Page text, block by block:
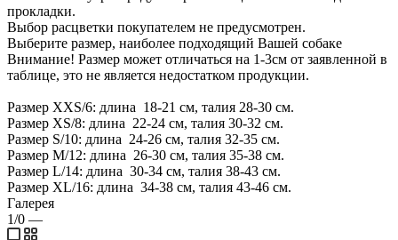
прокладки.
Выбор расцветки покупателем не предусмотрен.
Выберите размер, наиболее подходящий Вашей собаке
Внимание! Размер может отличаться на 1-3см от заявленной в
таблице, это не является недостатком продукции.
Размер XXS/6: длина 18-21 см, талия 28-30 см.
Размер XS/8: длина 22-24 см, талия 30-32 см.
Размер S/10: длина 24-26 см, талия 32-35 см.
Размер M/12: длина 26-30 см, талия 35-38 см.
Размер L/14: длина 30-34 см, талия 38-43 см.
Размер XL/16: длина 34-38 см, талия 43-46 см.
Галерея
1/0 —